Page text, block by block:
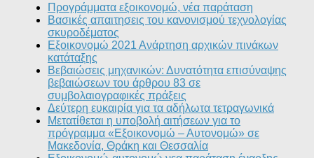
Προγράμματα εξοικονομώ, νέα παράταση
Βασικές απαιτησεις του κανονισμού τεχνολογίας
σκυροδέματος
Εξοικονομώ 2021 Ανάρτηση αρχικών πινάκων
κατάταξης
Βεβαιώσεις μηχανικών: Δυνατότητα επισύναψης
βεβαιώσεων του άρθρου 83 σε
συμβολαιογραφικές πράξεις
Δεύτερη ευκαιρία για τα αδήλωτα τετραγωνικά
Μετατίθεται η υποβολή αιτήσεων για το
πρόγραμμα «Εξοικονομώ – Αυτονομώ» σε
Μακεδονία, Θράκη και Θεσσαλία